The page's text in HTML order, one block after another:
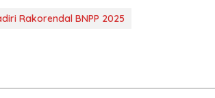
Rakorendal BNPP 2025